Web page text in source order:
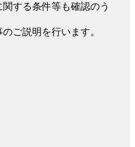
する条件等も確認のう
ご説明を行います。